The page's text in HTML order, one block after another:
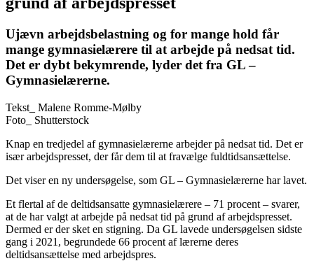
Ujævn arbejdsbelastning og for mange hold får
mange gymnasielærere til at arbejde på nedsat tid.
Det er dybt bekymrende, lyder det fra GL –
Gymnasielærerne.
Tekst_ Malene Romme-Mølby
Foto_ Shutterstock
Knap en tredjedel af gymnasielærerne arbejder på nedsat tid. Det er
især arbejdspresset, der får dem til at fravælge fuldtidsansættelse.
Det viser en ny undersøgelse, som GL – Gymnasielærerne har lavet.
Et flertal af de deltidsansatte gymnasielærere – 71 procent – svarer,
at de har valgt at arbejde på nedsat tid på grund af arbejdspresset.
Dermed er der sket en stigning. Da GL lavede undersøgelsen sidste
gang i 2021, begrundede 66 procent af lærerne deres
deltidsansættelse med arbejdspres.